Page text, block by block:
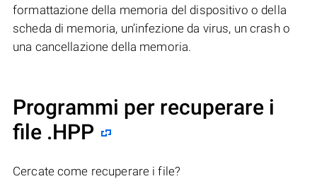
formattazione della memoria del dispositivo o della
scheda di memoria, un’infezione da virus, un crash o
una cancellazione della memoria.
Programmi per recuperare i
file .HPP
Cercate come recuperare i file?